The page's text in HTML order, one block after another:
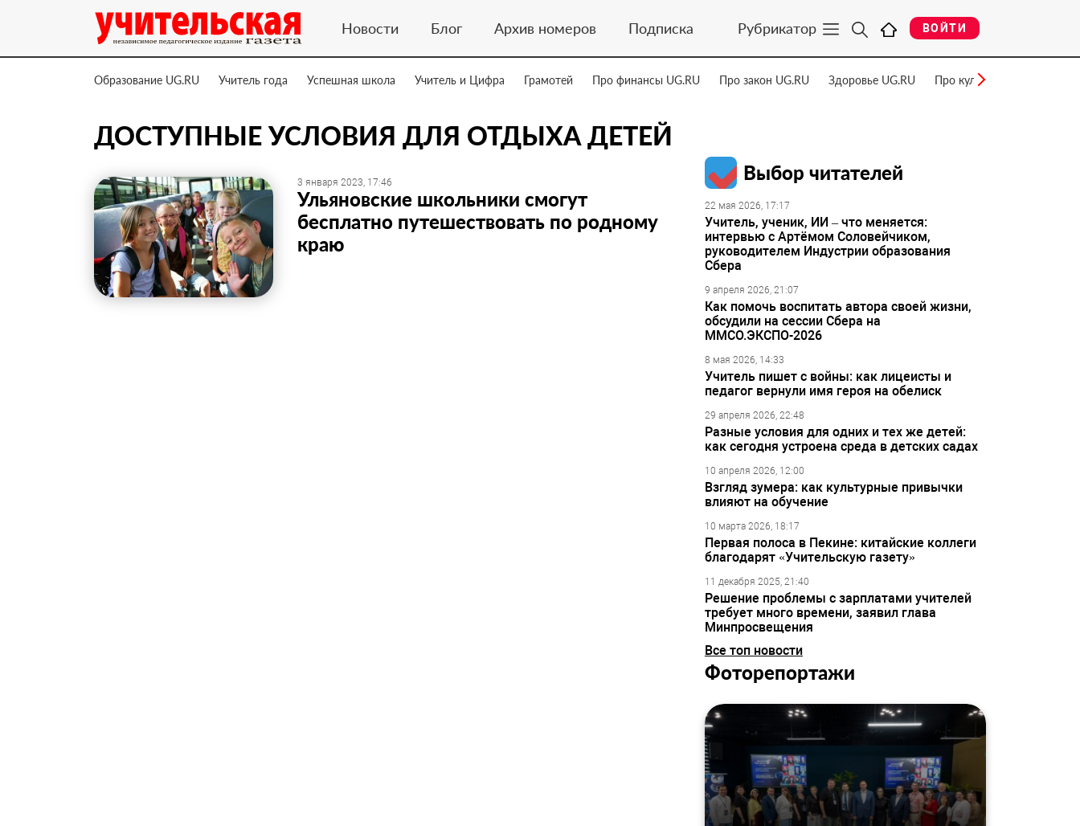
Новости Блог Архив номеров Подписка Рубрикатор ВОЙТИ
Образование UG.RU Учитель года Успешная школа Учитель и Цифра Грамотей Про финансы UG.RU Про закон UG.RU Здоровье UG.RU Про культуру UG.RU
ДОСТУПНЫЕ УСЛОВИЯ ДЛЯ ОТДЫХА ДЕТЕЙ
3 января 2023, 17:46
Ульяновские школьники смогут
бесплатно путешествовать по родному
краю
Выбор читателей
22 мая 2026, 17:17
Учитель, ученик, ИИ – что меняется:
интервью с Артёмом Соловейчиком,
руководителем Индустрии образования
Сбера
9 апреля 2026, 21:07
Как помочь воспитать автора своей жизни,
обсудили на сессии Сбера на
ММСО.ЭКСПО-2026
8 мая 2026, 14:33
Учитель пишет с войны: как лицеисты и
педагог вернули имя героя на обелиск
29 апреля 2026, 22:48
Разные условия для одних и тех же детей:
как сегодня устроена среда в детских садах
10 апреля 2026, 12:00
Взгляд зумера: как культурные привычки
влияют на обучение
10 марта 2026, 18:17
Первая полоса в Пекине: китайские коллеги
благодарят «Учительскую газету»
11 декабря 2025, 21:40
Решение проблемы с зарплатами учителей
требует много времени, заявил глава
Минпросвещения
Все топ новости
Фоторепортажи